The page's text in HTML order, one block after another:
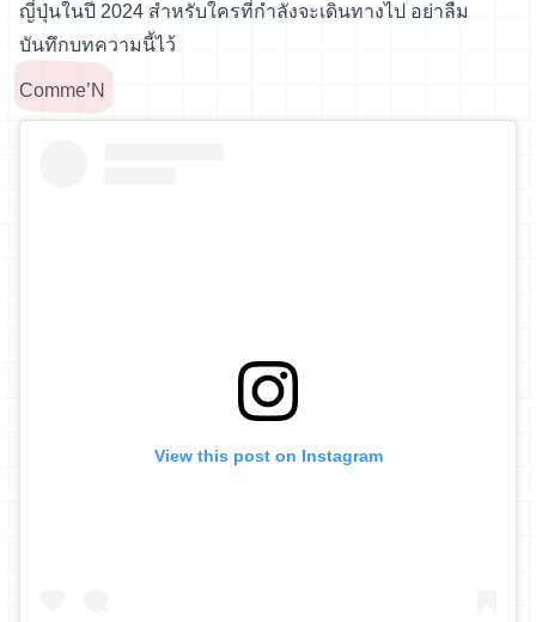
ญี่ปุ่นในปี 2024 สำหรับใครที่กำลังจะเดินทางไป อย่าลืม
บันทึกบทความนี้ไว้
Comme’N
View this post on Instagram